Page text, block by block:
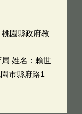
園縣政府教
姓名：賴世
市縣府路1